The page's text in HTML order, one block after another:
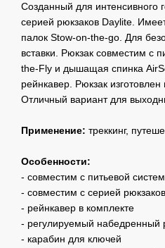
Созданный для интенсивного
серией рюкзаков Daylite.
палок Stow-on-the-go. Для
вставки. Рюкзак совместим с
the-Fly и дышащая спинка
рейнкавер. Рюкзак
Отличный вариант для
Применение: треккинг,
Особенности:
- совместим с питьевой
- совместим с серией
- рейнкавер в комплекте
- регулируемый набедренный
- карабин для ключей